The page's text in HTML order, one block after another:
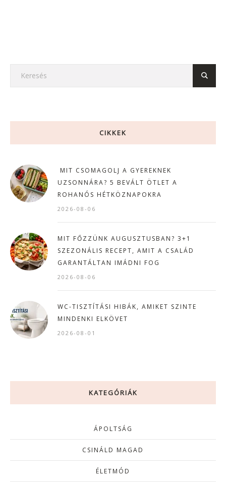
CIKKEK
MIT CSOMAGOLJ A GYEREKNEK
UZSONNÁRA? 5 BEVÁLT ÖTLET A
ROHANÓS HÉTKÖZNAPOKRA
2026-08-06
MIT FŐZZÜNK AUGUSZTUSBAN? 3+1
SZEZONÁLIS RECEPT, AMIT A CSALÁD
GARANTÁLTAN IMÁDNI FOG
2026-08-06
WC-TISZTÍTÁSI HIBÁK, AMIKET SZINTE
MINDENKI ELKÖVET
2026-08-01
KATEGÓRIÁK
ÁPOLTSÁG
CSINÁLD MAGAD
ÉLETMÓD